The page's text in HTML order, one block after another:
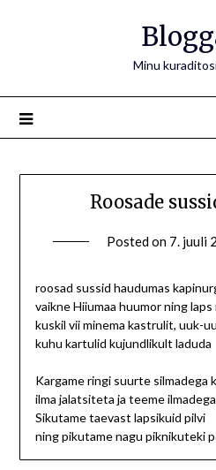
Minu
Roosade
Posted on 7. juuli
roosad sussid haudumas
vaikne Hiiumaa huumor ning laps
kuskil vii minema kastrulit, uuk-
kuhu kartulid kujundlikult laduda
Kargame ringi suurte silmadega
ilma jalatsiteta ja teeme
Sikutame taevast lapsikuid pilvi
ning pikutame nagu piknikuteki